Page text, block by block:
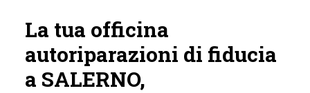
La tua officina
autoriparazioni di fiducia
a SALERNO,